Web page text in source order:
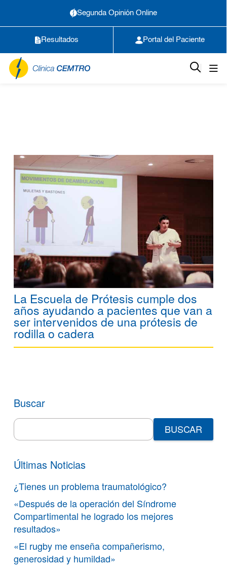
Segunda Opinión Online
Resultados Portal del Paciente
La Escuela de Prótesis cumple dos
años ayudando a pacientes que van a
ser intervenidos de una prótesis de
rodilla o cadera
Buscar
Search
for:
Últimas Noticias
¿Tienes un problema traumatológico?
«Después de la operación del Síndrome
Compartimental he logrado los mejores
resultados»
«El rugby me enseña compañerismo,
generosidad y humildad»